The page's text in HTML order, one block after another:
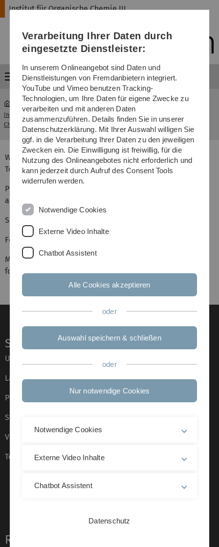
Direkt
Direkt
Direkt
(Sprache,
Drucken,
Media)
Direkt
Direkt
Institut für Organische Chemie III
Menü
Institut für Organische
Chemie III
...
Within the Master Program "Energy Science and
Technology" we offer the following lectures:
Polymeric Materials - Macromolecular Materials in Nano-
and Micro-Systems
Soft Matter I - Colloid Chemistry
For details please see the corresponding
More information about the activities in our institute are
found
Service
Universität von A–Z
Lagepläne
Presse
Stellenangebote
Veranstaltungskalender
Telefonverzeichnis
Rechtliche Hinweise
Verarbeitung Ihrer Daten durch
eingesetzte Dienstleister:
In unserem Onlineangebot sind Daten und
Dienstleistungen von Fremdanbietern integriert.
YouTube und Vimeo benutzen Tracking-
Technologien, um Ihre Daten für eigene Zwecke zu
verarbeiten und mit anderen Daten
zusammenzuführen. Details finden Sie in unserer
Datenschutzerklärung. Mit Ihrer Auswahl willigen Sie
ggf. in die Verarbeitung Ihrer Daten zu den jeweiligen
Zwecken ein. Die Einwilligung ist freiwillig, für die
Nutzung des Onlineangebotes nicht erforderlich und
kann jederzeit durch Aufruf des Consent Tools
widerrufen werden.
Notwendige Cookies
Externe Video Inhalte
Chatbot Assistent
Alle Cookies akzeptieren
oder
Auswahl speichern & schließen
oder
Nur notwendige Cookies
Notwendige Cookies
Externe Video Inhalte
Chatbot Assistent
Datenschutz